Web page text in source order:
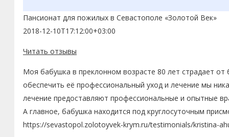
Пансионат для пожилых в Севастополе «Золотой Век»
2018-12-10T17:12:00+03:00
Читать отзывы
Моя бабушка в преклонном возрасте 80 лет страдает
обеспечить её профессиональный уход и лечение мы
лечение предоставляют профессиональные и опытные
А главное, бабушка находится под круглосуточным
https://sevastopol.zolotoyvek-krym.ru/testimonials/kristina-